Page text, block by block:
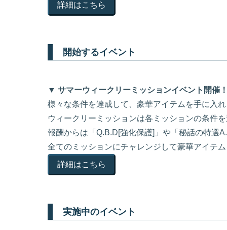
詳細はこちら
開始するイベント
▼ サマーウィークリーミッションイベント開催
様々な条件を達成して、豪華アイテムを手に入
ウィークリーミッションは各ミッションの条件
報酬からは「Q.B.D[強化保護]」や「秘話の特選
全てのミッションにチャレンジして豪華アイテ
詳細はこちら
実施中のイベント